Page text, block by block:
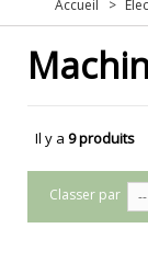
Accueil >
Il y a 9 produits
Classer par --